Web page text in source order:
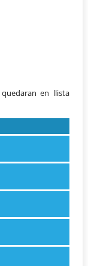
en llista